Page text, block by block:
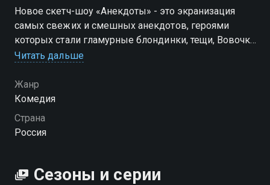
Новое скетч-шоу «Анекдоты» - это экранизация
самых свежих и смешных анекдотов, героями
которых стали гламурные блондинки, тещи, Вовочки
и Казановы в шкафу. В главных ролях шоу снялись
них выбрал себе роль по душе. Андрей Федорцов –
преданный семьянин, поэтому выбрал для себя
роли мужей. Семен Стругачев выбрал анекдоты о
мужской дружбе. А Юрий Гальцев сыграл
армии.
Читать дальше
Жанр
Комедия
Страна
Россия
Сезоны и серии